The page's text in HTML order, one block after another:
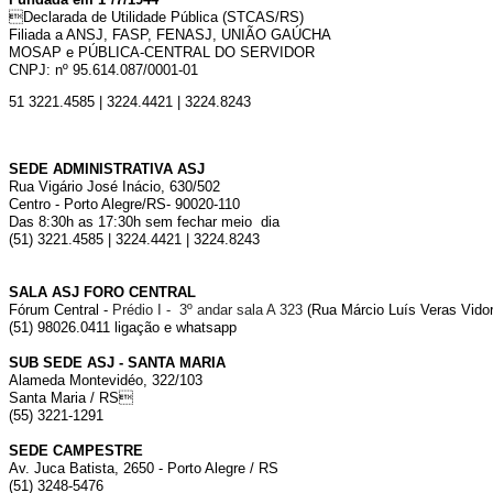
Declarada de Utilidade Pública (STCAS/RS)
Filiada a ANSJ, FASP, FENASJ, UNIÃO GAÚCHA
MOSAP e PÚBLICA-CENTRAL DO SERVIDOR
CNPJ: nº 95.614.087/0001-01
51 3221.4585 | 3224.4421 | 3224.8243
SEDE ADMINISTRATIVA ASJ
Rua Vigário José Inácio, 630/502
Centro - Porto Alegre/RS- 90020-110
Das 8:30h as 17:30h sem fechar meio dia
(51) 3221.4585 | 3224.4421 | 3224.8243
SALA ASJ FORO CENTRAL
Fórum Central - Prédio I - 3º andar sala A 323 (Rua Márcio Luís Veras
(51) 98026.0411 ligação e whatsapp
SUB SEDE ASJ - SANTA MARIA
Alameda Montevidéo, 322/103
Santa Maria / RS
(55) 3221-1291
SEDE CAMPESTRE
Av. Juca Batista, 2650 - Porto Alegre / RS
(51) 3248-5476